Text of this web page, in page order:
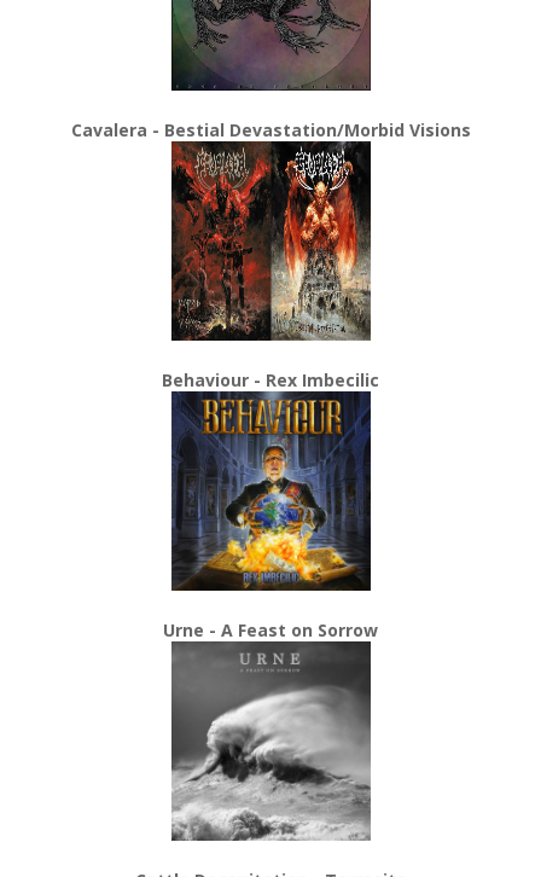
Cavalera - Bestial Devastation/Morbid Visions
Behaviour - Rex Imbecilic
Urne - A Feast on Sorrow